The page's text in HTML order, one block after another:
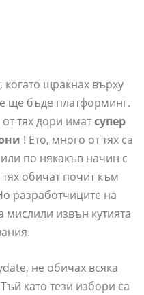
когато щракнах върху
ще бъде платформинг.
тях дори иматсупер
! Ето, много от тях са
по някакъв начин с
обичат почит към
разработчиците на
мислили извън кутията
не обичах всяка
като тези избори са